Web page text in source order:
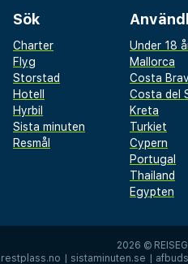
Sök
Charter
Flyg
Storstad
Hotell
Hyrbil
Sista minuten
Resmål
Under 18
Mallorca
Costa
Costa del
Kreta
Turkiet
Cypern
Portugal
Thailand
Egypten
2026 ©
restplass.no | sistaminuten.se |